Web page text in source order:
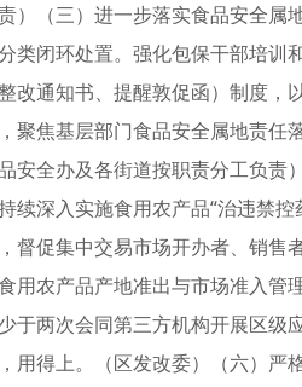
）（三）进一步落实食品安全
类闭环处置。强化包保干部培训
改通知书、提醒敦促函）制度，
聚焦基层部门食品安全属地责
安全办及各街道按职责分工负
续深入实施食用农产品“治违禁
督促集中交易市场开办者、销售
用农产品产地准出与市场准入
于两次会同第三方机构开展区
用得上。（区发改委）（六）